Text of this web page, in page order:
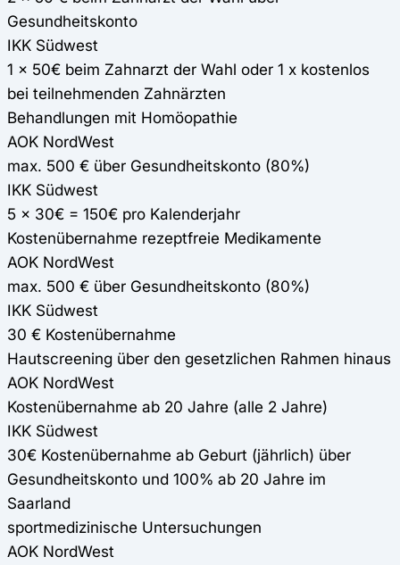
Gesundheitskonto
IKK Südwest
1 x 50€ beim Zahnarzt der Wahl oder 1 x kostenlos
bei teilnehmenden Zahnärzten
Behandlungen mit Homöopathie
AOK NordWest
max. 500 € über Gesundheitskonto (80%)
IKK Südwest
5 x 30€ = 150€ pro Kalenderjahr
Kostenübernahme rezeptfreie Medikamente
AOK NordWest
max. 500 € über Gesundheitskonto (80%)
IKK Südwest
30 € Kostenübernahme
Hautscreening über den gesetzlichen Rahmen hinaus
AOK NordWest
Kostenübernahme ab 20 Jahre (alle 2 Jahre)
IKK Südwest
30€ Kostenübernahme ab Geburt (jährlich) über
Gesundheitskonto und 100% ab 20 Jahre im
Saarland
sportmedizinische Untersuchungen
AOK NordWest